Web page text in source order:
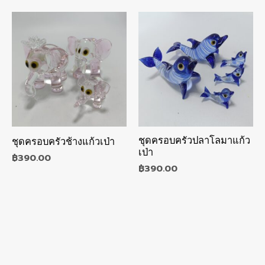
ชุดครอบครัวช้างแก้วเป่า
฿390.00
ชุดครอบครัวปลาโลมาแก้ว
เป่า
฿390.00